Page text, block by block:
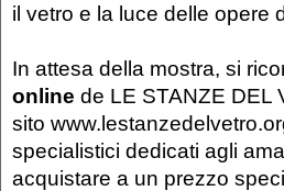
il vetro e la luce delle opere
In attesa della mostra, si
online de LE STANZE DEL
sito
specialistici dedicati agli
acquistare a un prezzo